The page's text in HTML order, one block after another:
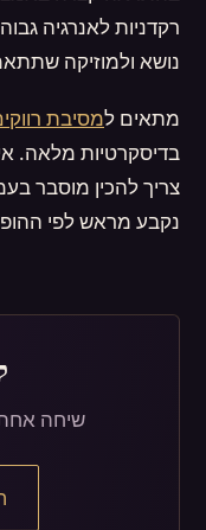
רקדניות לאנרגיה
נושא ולמוזיקה
מתאים למסיבת
בדיסקרטיות מלאה.
צריך להכין מוסבר
נקבע מראש לפי
שיחה